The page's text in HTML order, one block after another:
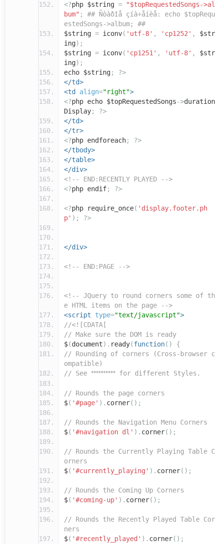
<?php $string =
"$topRequestedSongs->al
bum" ;
## Ñòàðîå çíà÷åíèå: echo $topRequ
estedSongs->album; ##
$string = iconv( 'utf-8' , 'cp1252' ,
$str
ing);
$string = iconv( 'cp1251' , 'utf-8' ,
$str
ing);
echo $string;
?>
</td>
<td
align="right">
<?php echo $topRequestedSongs->duration
Display;
?>
</td>
</tr>
<?php endforeach;
?>
</tbody>
</table>
</div>
<!-- END:RECENTLY PLAYED -->
<?php endif; ?>
<?php require_once( 'display.footer.ph
p' ); ?>
</div>
<!-- END:PAGE -->
<!-- JQuery to round corners some of th
e HTML items on the page -->
<script
type="text/javascript">
//<![CDATA[
// Make sure the DOM is ready
$(document). ready(function()
{
// Rounding of corners (Cross-browser c
ompatible)
// See ********** for different Styles.
// Rounds the page corners
$( '#page' ). corner();
// Rounds the Navigation Menu Corners
$( '#navigation dl' ). corner();
// Rounds the Currently Playing Table C
orners
$( '#currently_playing' ). corner();
// Rounds the Coming Up Corners
$( '#coming-up' ). corner();
// Rounds the Recently Played Table Cor
ners
$( '#recently_played' ). corner();